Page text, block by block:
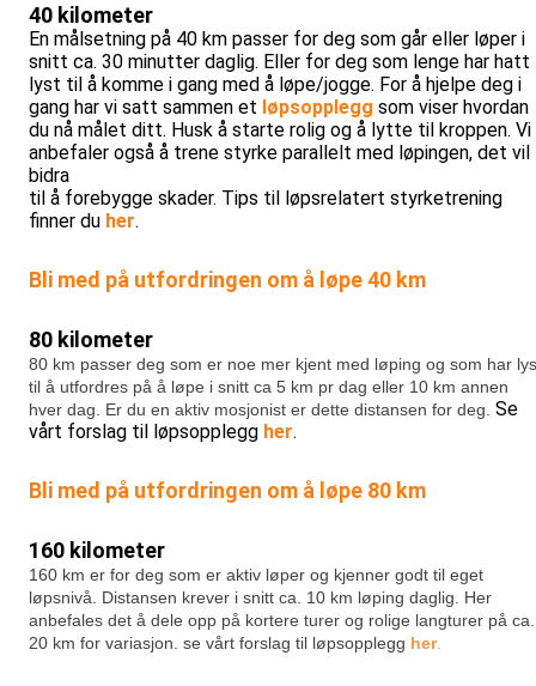
40 kilometer
En målsetning på 40 km passer for deg som går eller løper i
snitt ca. 30 minutter daglig. Eller for deg som lenge har hatt
lyst til å komme i gang med å løpe/jogge. For å hjelpe deg i
gang har vi satt sammen et løpsopplegg som viser hvordan
du nå målet ditt. Husk å starte rolig og å lytte til kroppen. Vi
anbefaler også å trene styrke parallelt med løpingen, det vil
bidra
til å forebygge skader. Tips til løpsrelatert styrketrening
finner du her.
Bli med på utfordringen om å løpe 40 km
80 kilometer
80 km passer deg som er noe mer kjent med løping og som har
til å utfordres på å løpe i snitt ca 5 km pr dag eller 10 km annen
hver dag. Er du en aktiv mosjonist er dette distansen for deg. Se
vårt forslag til løpsopplegg her.
Bli med på utfordringen om å løpe 80 km
160 kilometer
160 km er for deg som er aktiv løper og kjenner godt til eget
løpsnivå. Distansen krever i snitt ca. 10 km løping daglig. Her
anbefales det å dele opp på kortere turer og rolige langturer på ca.
20 km for variasjon. se vårt forslag til løpsopplegg her